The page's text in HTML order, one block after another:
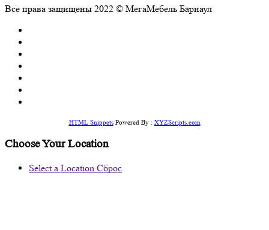
Все права защищены 2022 © МегаМебель Барнаул
HTML SnippetsPowered By : XYZScripts.com
Choose Your Location
Select a Location Сброс